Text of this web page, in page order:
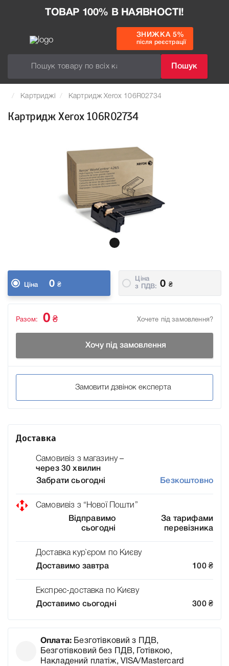
ТОВАР 100% В НАЯВНОСТІ!
Пошук
ЗНИЖКА 5%
після реєстрації
Картриджі Картридж Xerox 106R02734
Картридж Xerox 106R02734
Ціна 0 ₴
Ціна
з ПДВ:
0 ₴
Хочете під замовлення?
Разом: 0 ₴
Хочу під замовлення
Замовити дзвінок експерта
Доставка
Самовивіз з магазину –
через 30 хвилин
Забрати сьогодні
Безкоштовно
Самовивіз з “Нової Пошти”
Відправимо
сьогодні
За тарифами
перевізника
Доставка кур`єром по Києву
Доставимо завтра
100 ₴
Експрес-доставка по Києву
Доставимо сьогодні
300 ₴
Оплата: Безготівковий з ПДВ,
Безготівковий без ПДВ, Готівкою,
Накладений платіж, VISA/Mastercard